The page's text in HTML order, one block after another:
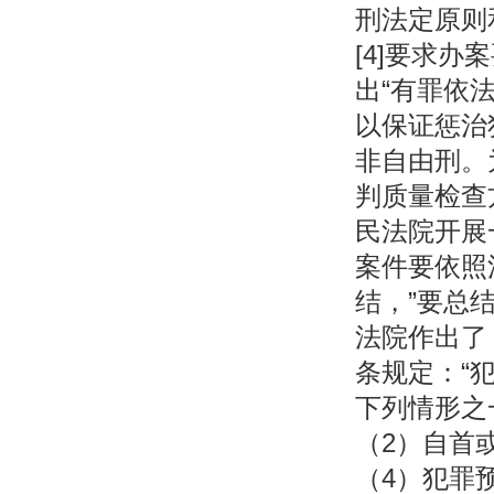
刑法定原
[4]要求办
出“有罪依
以保证惩
非自由刑
判质量检
民法院开
案件要依
结，”要总
法院作出
条规定：“
下列情形
（2）自
（4）犯